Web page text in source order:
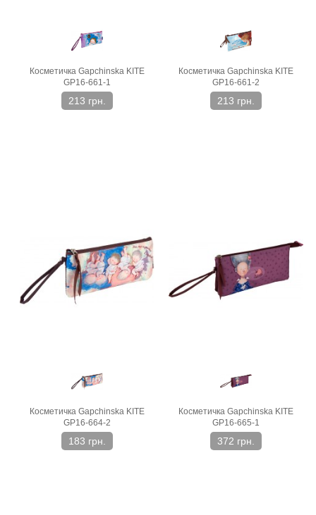
Косметичка Gapchinska KITE
GP16-661-1
213 грн.
Косметичка Gapchinska KITE
GP16-661-2
213 грн.
Косметичка Gapchinska KITE
GP16-664-2
183 грн.
Косметичка Gapchinska KITE
GP16-665-1
372 грн.